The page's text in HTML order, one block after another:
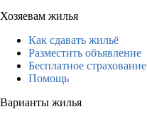
Хозяевам жилья
Как сдавать жильё
Разместить объявление
Бесплатное страхование
Помощь
Варианты жилья